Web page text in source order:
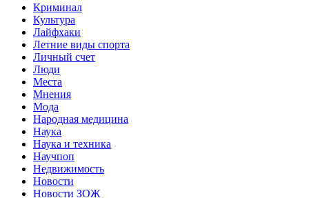
Криминал
Культура
Лайфхаки
Летние виды спорта
Личный счет
Люди
Места
Мнения
Мода
Народная медицина
Наука
Наука и техника
Научпоп
Недвижимость
Новости
Новости ЗОЖ